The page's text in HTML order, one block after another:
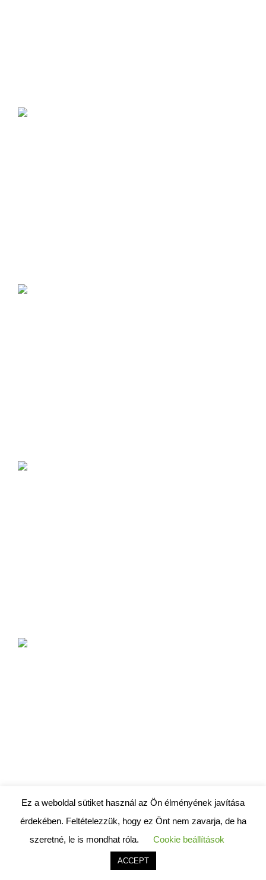
Ez a weboldal sütiket használ az Ön élményének javítása
érdekében. Feltételezzük, hogy ez Önt nem zavarja, de ha
szeretné, le is mondhat róla.
Cookie beállítások
ACCEPT